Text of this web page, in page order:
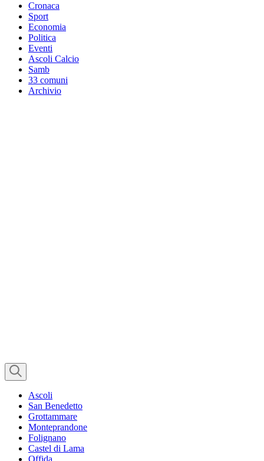
Cronaca
Sport
Economia
Politica
Eventi
Ascoli Calcio
Samb
33 comuni
Archivio
Ascoli
San Benedetto
Grottammare
Monteprandone
Folignano
Castel di Lama
Offida